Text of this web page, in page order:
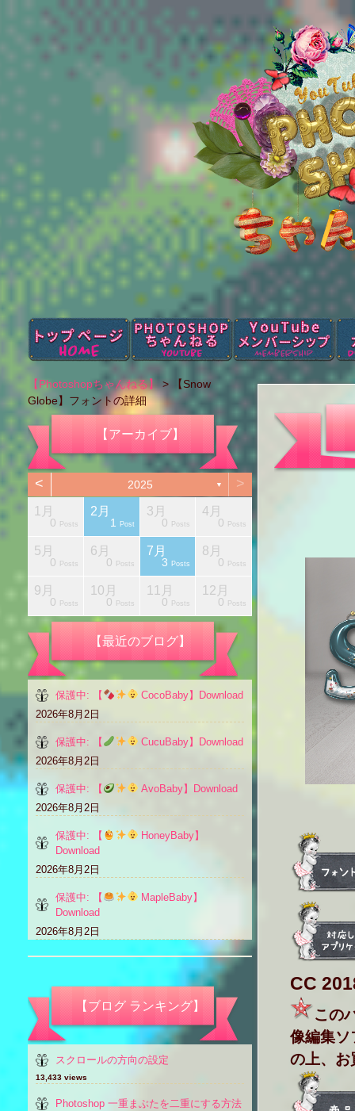
アハ体験【ショー
ト動画】
タイポグラフィ
レタッチ
肌のレタッチ
切り抜き
画像編集
色調補正
カラー変更
Photoshopの機能
Photoshop以外
お知らせ
CC
この
像編集ソ
の上、お
【Photoshopちゃんねる】>
【Snow
Globe】フォントの詳細
【アーカイブ】
< 2025 ▼ >
1月
0 Posts
2月
1 Post
3月
0 Posts
4月
0 Posts
5月
0 Posts
6月
0 Posts
7月
3 Posts
8月
0 Posts
9月
0 Posts
10月
0 Posts
11月
0 Posts
12月
0 Posts
【最近のブログ】
保護中: 【
CocoBaby】Download
2026年8月2日
保護中: 【
CucuBaby】Download
2026年8月2日
保護中: 【
AvoBaby】Download
2026年8月2日
保護中: 【
HoneyBaby】
Download
2026年8月2日
保護中: 【
MapleBaby】
Download
2026年8月2日
【ブログ ランキング】
スクロールの方向の設定
13,433 views
Photoshop 一重まぶたを二重にする方法